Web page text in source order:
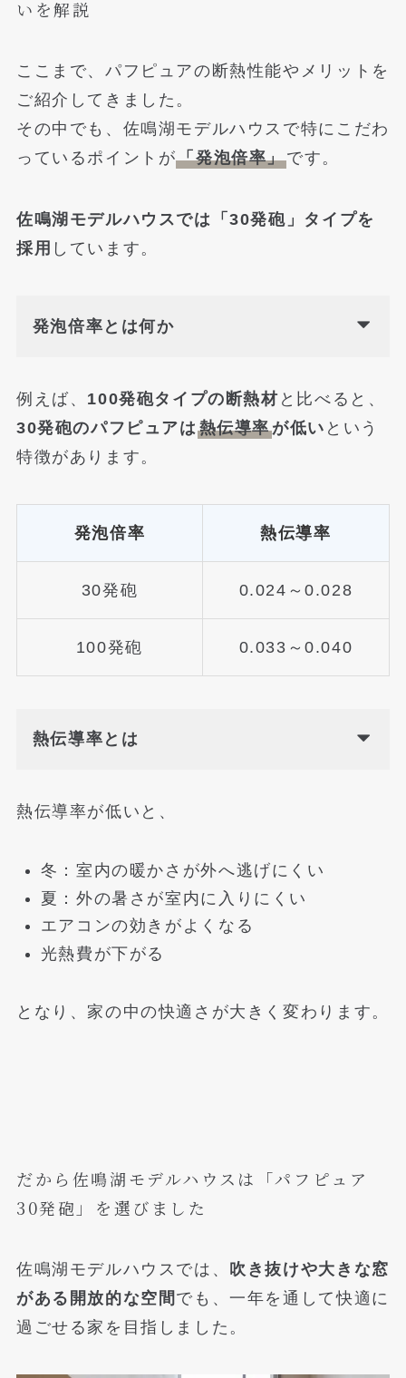
いを解説
ここまで、パフピュアの断熱性能やメリットを
ご紹介してきました。
その中でも、佐鳴湖モデルハウスで特にこだわ
っているポイントが「発泡倍率」です。
佐鳴湖モデルハウスでは「30発砲」タイプを
採用 しています。
発泡倍率とは何か
例えば、 100発砲タイプの断熱材 と比べると、
30発砲のパフピュアは 熱伝導率が低い という
特徴があります。
発泡倍率 熱伝導率
30発砲 0.024～0.028
100発砲 0.033～0.040
熱伝導率とは
熱伝導率が低いと、
冬：室内の暖かさが外へ逃げにくい
夏：外の暑さが室内に入りにくい
エアコンの効きがよくなる
光熱費が下がる
となり、家の中の快適さが大きく変わります。
だから佐鳴湖モデルハウスは「パフピュア
30発砲」を選びました
佐鳴湖モデルハウスでは、
吹き抜けや大きな窓
がある開放的な空間 でも、一年を通して快適に
過ごせる家を目指しました。